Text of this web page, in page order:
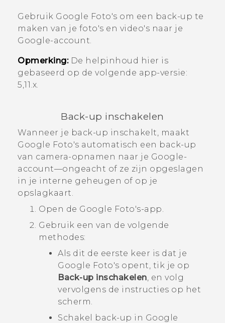
HTC Club
SUPPORT
HTC-apparaten & -accessoires
VIVERSE
Aanmelden
Gebruik Google Foto's om een back-up te
maken van je foto's en video's naar je
Google-account.
Opmerking:De helpinhoud hier is
gebaseerd op de volgende app-versie:
5,11.x.
Back-up inschakelen
Wanneer je back-up inschakelt, maakt
Google Foto's automatisch een back-up
van camera-opnamen naar je Google-
account—ongeacht of ze zijn opgeslagen
in je interne geheugen of op je
opslagkaart.
Open de Google Foto's-app.
Gebruik een van de volgende
methodes:
Als dit de eerste keer is dat je
Google Foto's opent, tik je op
Back-up inschakelen, en volg
vervolgens de instructies op het
scherm.
Schakel back-up in Google